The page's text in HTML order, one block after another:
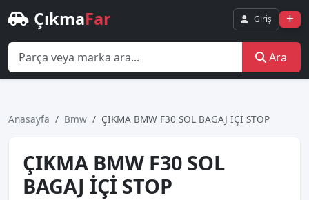
ÇıkmaFar Giriş
Ara
Anasayfa Bmw ÇIKMA BMW F30 SOL BAGAJ İÇİ STOP
ÇIKMA BMW F30 SOL
BAGAJ İÇİ STOP